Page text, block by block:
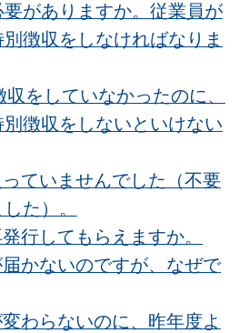
がありますか。従業員が
徴収をしなければなりま
をしていなかったのに、
徴収をしないといけない
ていませんでした（不要
た）。
行してもらえますか。
かないのですが、なぜで
わらないのに、昨年度よ